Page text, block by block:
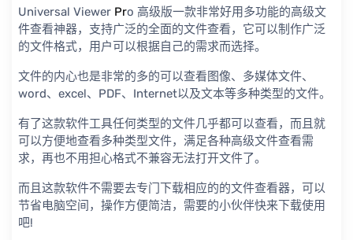
Universal Viewer Pro 高级版一款非常好用多功能的高级文
件查看神器，支持广泛的全面的文件查看，它可以制作广泛
的文件格式，用户可以根据自己的需求而选择。
文件的内心也是非常的多的可以查看图像、多媒体文件、
word、excel、PDF、Internet以及文本等多种类型的文件。
有了这款软件工具任何类型的文件几乎都可以查看，而且就
可以方便地查看多种类型文件，满足各种高级文件查看需
求，再也不用担心格式不兼容无法打开文件了。
而且这款软件不需要去专门下载相应的的文件查看器，可以
节省电脑空间，操作方便简洁，需要的小伙伴快来下载使用
吧!